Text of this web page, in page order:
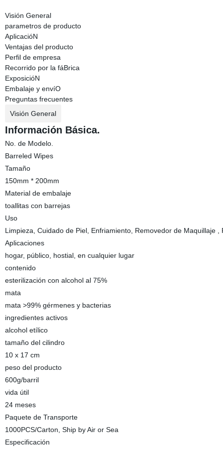
Visión General
parametros de producto
AplicacióN
Ventajas del producto
Perfil de empresa
Recorrido por la fáBrica
ExposicióN
Embalaje y envíO
Preguntas frecuentes
Visión General
Información Básica.
No. de Modelo.
Barreled Wipes
Tamaño
150mm * 200mm
Material de embalaje
toallitas con barrejas
Uso
Limpieza, Cuidado de Piel, Enfriamiento, Removedor de Maquillaje
Aplicaciones
hogar, público, hostial, en cualquier lugar
contenido
esterilización con alcohol al 75%
mata
mata >99% gérmenes y bacterias
ingredientes activos
alcohol etílico
tamaño del cilindro
10 x 17 cm
peso del producto
600g/barril
vida útil
24 meses
Paquete de Transporte
1000PCS/Carton, Ship by Air or Sea
Especificación